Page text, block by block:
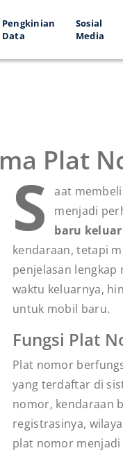
Pengkinian
Data
Sosial
Media
Plat
S
aat
menjadi
baru keluar
kendaraan, tetapi
penjelasan
waktu keluarnya,
untuk mobil baru.
Fungsi Plat
Plat nomor
yang terdaftar di
nomor, kendaraan
registrasinya,
plat nomor menjadi